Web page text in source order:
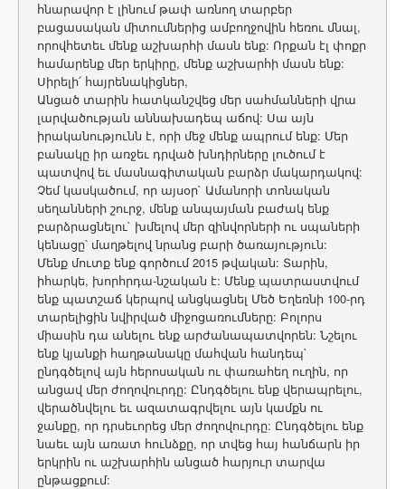
հնարավոր է լինում թափ առնող տարբեր
բացասական միտումներից ամբողջովին հեռու մնալ,
որովհետեւ մենք աշխարհի մասն ենք: Որքան էլ փոքր
համարենք մեր երկիրը, մենք աշխարհի մասն ենք:
Սիրելի՛ հայրենակիցներ,
Անցած տարին հատկանշվեց մեր սահմանների վրա
լարվածության աննախադեպ աճով: Սա այն
իրականությունն է, որի մեջ մենք ապրում ենք: Մեր
բանակը իր առջեւ դրված խնդիրները լուծում է
պատվով եւ մասնագիտական բարձր մակարդակով:
Չեմ կասկածում, որ այսօր` Ամանորի տոնական
սեղանների շուրջ, մենք անպայման բաժակ ենք
բարձրացնելու` խմելով մեր զինվորների ու սպաների
կենացը՝ մաղթելով նրանց բարի ծառայություն:
Մենք մուտք ենք գործում 2015 թվական: Տարին,
իհարկե, խորհրդա-նշական է: Մենք պատրաստվում
ենք պատշաճ կերպով անցկացնել Մեծ Եղեռնի 100-րդ
տարելիցին նվիրված միջոցառումները: Բոլորս
միասին դա անելու ենք արժանապատվորեն: Նշելու
ենք կյանքի հաղթանակը մահվան հանդեպ`
ընդգծելով այն հերոսական ու փառահեղ ուղին, որ
անցավ մեր ժողովուրդը: Ընդգծելու ենք վերապրելու,
վերածնվելու եւ ազատագրվելու այն կամքն ու
ջանքը, որ դրսեւորեց մեր ժողովուրդը: Ընդգծելու ենք
նաեւ այն առատ հունձքը, որ տվեց հայ հանճարն իր
երկրին ու աշխարհին անցած հարյուր տարվա
ընթացքում: